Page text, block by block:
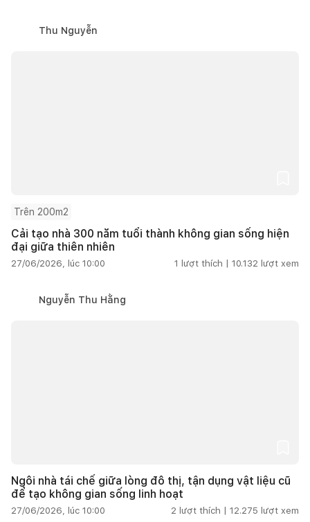
Thu Nguyễn
Trên 200m2
Cải tạo nhà 300 năm tuổi thành không gian sống hiện
đại giữa thiên nhiên
27/06/2026, lúc 10:00 1 lượt thích | 10.132 lượt xem
Nguyễn Thu Hằng
Ngôi nhà tái chế giữa lòng đô thị, tận dụng vật liệu cũ
để tạo không gian sống linh hoạt
27/06/2026, lúc 10:00 2 lượt thích | 12.275 lượt xem